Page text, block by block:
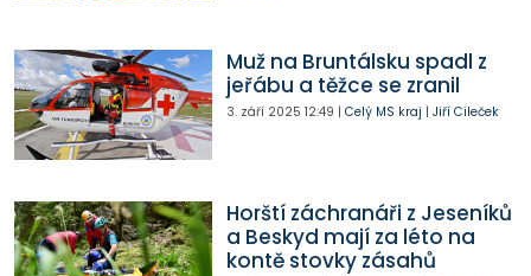
Muž na Bruntálsku spadl z
jeřábu a těžce se zranil
3. září 2025 12:49 | Celý MS kraj | Jiří Cileček
Horští záchranáři z Jeseníků
a Beskyd mají za léto na
kontě stovky zásahů